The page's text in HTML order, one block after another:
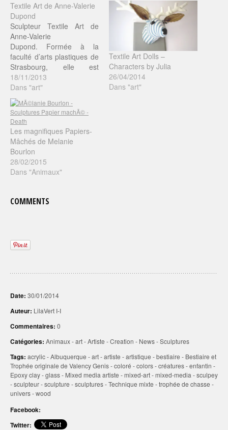
Textile Art de Anne-Valerie
Dupond
Sculpteur Textile Art de
Anne-Valerie
Dupond. Formée à la
faculté d’arts plastiques de
Strasbourg, elle est
repérée très tôt par la
galerie Edgar à Paris en
2001, et son succès
grandit rapidement. Elle
expose aujourd'hui ses
œuvres sensibles,
surprenantes et poétiques
un peu partout à travers le
monde. De l’univers
enfantin…
18/11/2013
Dans "art"
Textile Art Dolls –
Characters by Julia
26/04/2014
Dans "art"
Les magnifiques Papiers-
Mâchés de Melanie
Bourlon
28/02/2015
Dans "Animaux"
COMMENTS
Date: 30/01/2014
Auteur: LilaVert I-I
Commentaires: 0
Catégories: Animaux-art-Artiste -Creation - News-Sculptures
Tags: acrylic-Albuquerque -art-artiste -artistique -bestiaire - Bestiaire et
Trophée originale de Valency Genis-coloré -colors-créatures-enfantin -
Epoxy clay-glass- Mixed media artiste -mixed-art-mixed-media -sculpey
-sculpteur-sculpture -sculptures-Technique mixte -trophée de chasse -
univers-wood
Facebook:
Twitter: